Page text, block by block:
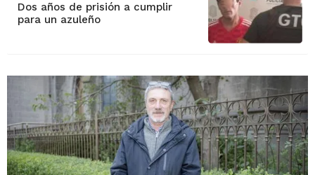
Dos años de prisión a cumplir
para un azuleño